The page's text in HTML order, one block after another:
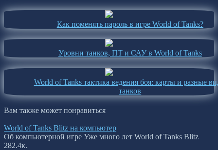
Как поменять пароль в игре World of Tanks?
Уровни танков, ПТ и САУ в World of Tanks
World of Tanks тактика ведения боя: карты и разные
танков
Вам также может понравиться
World of Tanks Blitz на компьютер
Об компьютерной игре Уже много лет World of Tanks Blitz
282.4к.